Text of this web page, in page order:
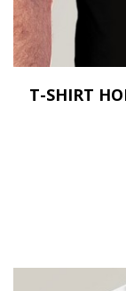
T-SHIRT